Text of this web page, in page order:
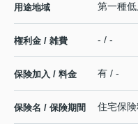
用途地域 第一種
権利金 / 雑費 - / -
保険加入 / 料金 有 / -
保険名 / 保険期間 住宅保